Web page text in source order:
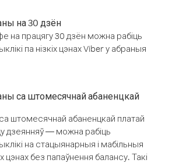
на 30 дзён
на працягу 30 дзён можна рабіць
па нізкіх цэнах Viber у абраныя
са штомесячнай абаненцкай
штомесячнай абаненцкай платай
дзеянняў — можна рабіць
на стацыянарныя і мабільныя
цэнах без папаўнення балансу. Такі